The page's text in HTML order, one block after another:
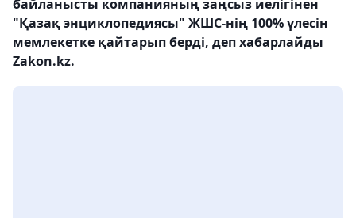
байланысты компанияның заңсыз иелігінен
"Қазақ энциклопедиясы" ЖШС-нің 100% үлесін
мемлекетке қайтарып берді, деп хабарлайды
Zakon.kz.